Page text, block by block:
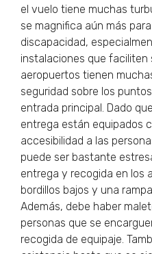
el vuelo tiene muchas
se magnifica aún más
discapacidad,
instalaciones que faciliten
aeropuertos tienen
seguridad sobre los
entrada principal. Dado
entrega están equipados
accesibilidad a las
puede ser bastante
entrega y recogida en los
bordillos bajos y una
Además, debe haber
personas que se
recogida de equipaje.